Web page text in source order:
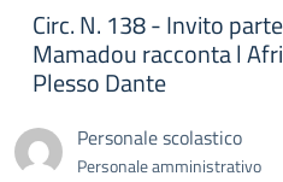
Circ. N. 138 - Invito
Mamadou racconta l
Plesso Dante
Personale scolastico
Personale amministrativo